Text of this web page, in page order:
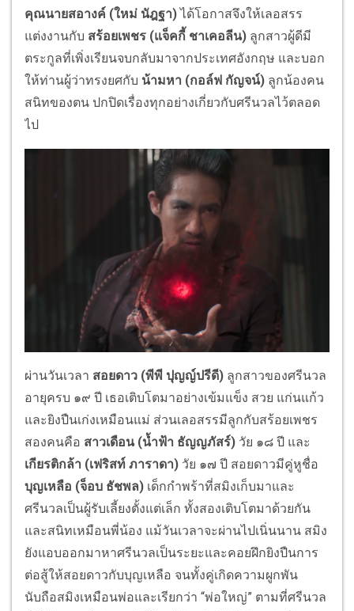
คุณนายสอางค์ (ใหม่ นัฎฐา)ได้โอกาสจึงให้เลอสรร
แต่งงานกับ สร้อยเพชร (แจ็คกี้ ชาเคอลีน) ลูกสาวผู้ดีมี
ตระกูลที่เพิ่งเรียนจบกลับมาจากประเทศอังกฤษ และบอก
ให้ท่านผู้ว่าทรงยศกับ น้ามหา (กอล์ฟ กัญจน์) ลูกน้องคน
สนิทของตน ปกปิดเรื่องทุกอย่างเกี่ยวกับศรีนวลไว้ตลอด
ไป
ผ่านวันเวลา สอยดาว (พีพี ปุญญ์ปรีดี) ลูกสาวของศรีนวล
อายุครบ ๑๙ ปี เธอเติบโตมาอย่างเข้มแข็ง สวย แก่นแก้ว
และยิงปืนเก่งเหมือนแม่ ส่วนเลอสรรมีลูกกับสร้อยเพชร
สองคนคือ สาวเดือน (น้ำฟ้า ธัญญภัสร์) วัย ๑๘ ปี และ
เกียรติกล้า (เฟริสท์ ภาราดา) วัย ๑๗ ปี สอยดาวมีคู่หูชื่อ
บุญเหลือ (จ็อบ ธัชพล) เด็กกำพร้าที่สมิงเก็บมาและ
ศรีนวลเป็นผู้รับเลี้ยงตั้งแต่เล็ก ทั้งสองเติบโตมาด้วยกัน
และสนิทเหมือนพี่น้อง แม้วันเวลาจะผ่านไปเนิ่นนาน สมิง
ยังแอบออกมาหาศรีนวลเป็นระยะและคอยฝึกยิงปืนการ
ต่อสู้ให้สอยดาวกับบุญเหลือ จนทั้งคู่เกิดความผูกพัน
นับถือสมิงเหมือนพ่อและเรียกว่า “พ่อใหญ่” ตามที่ศรีนวล